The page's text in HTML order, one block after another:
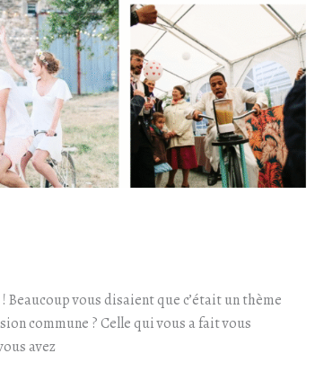
Beaucoup vous disaient que c’était un thème
commune ? Celle qui vous a fait vous
avez